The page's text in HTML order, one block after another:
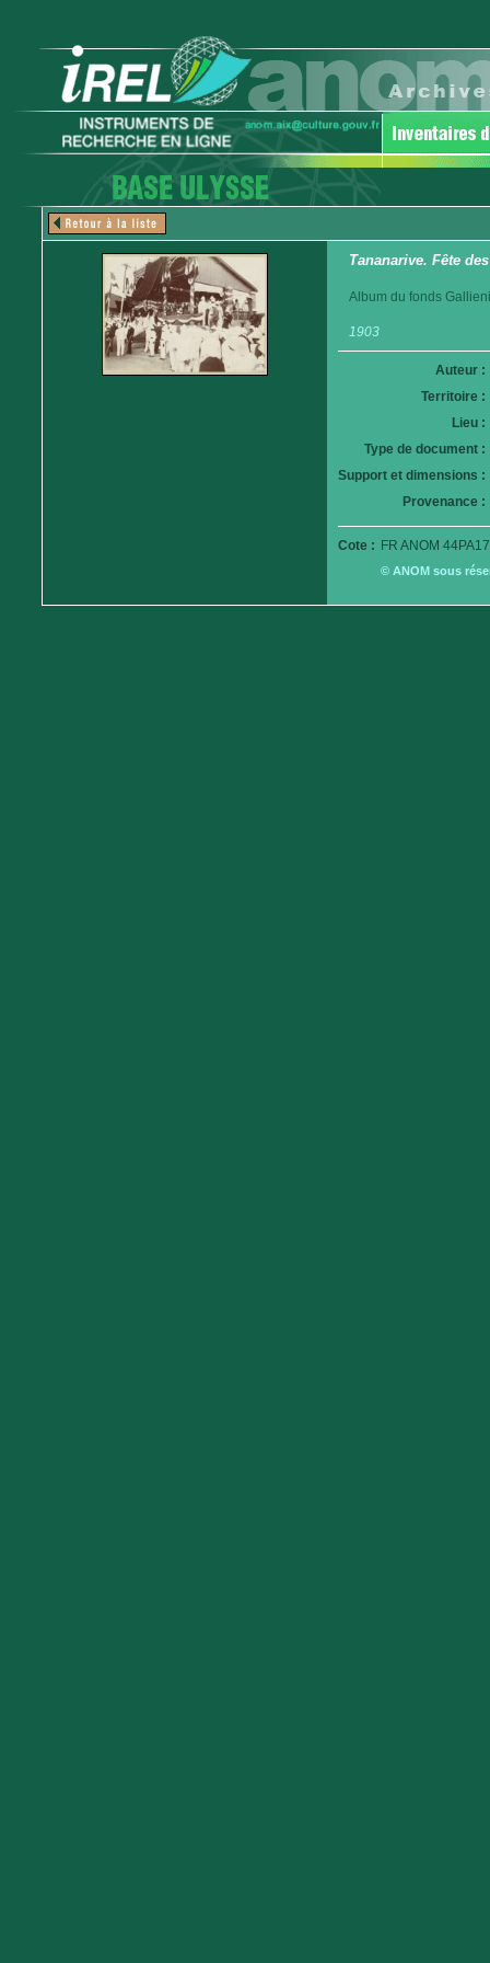
Tananarive. Fête
Album du fonds
1903
Auteur :
Territoire :
Lieu :
Type de document :
Support et dimensions :
Provenance :
Cote : FR ANOM
© ANOM sous